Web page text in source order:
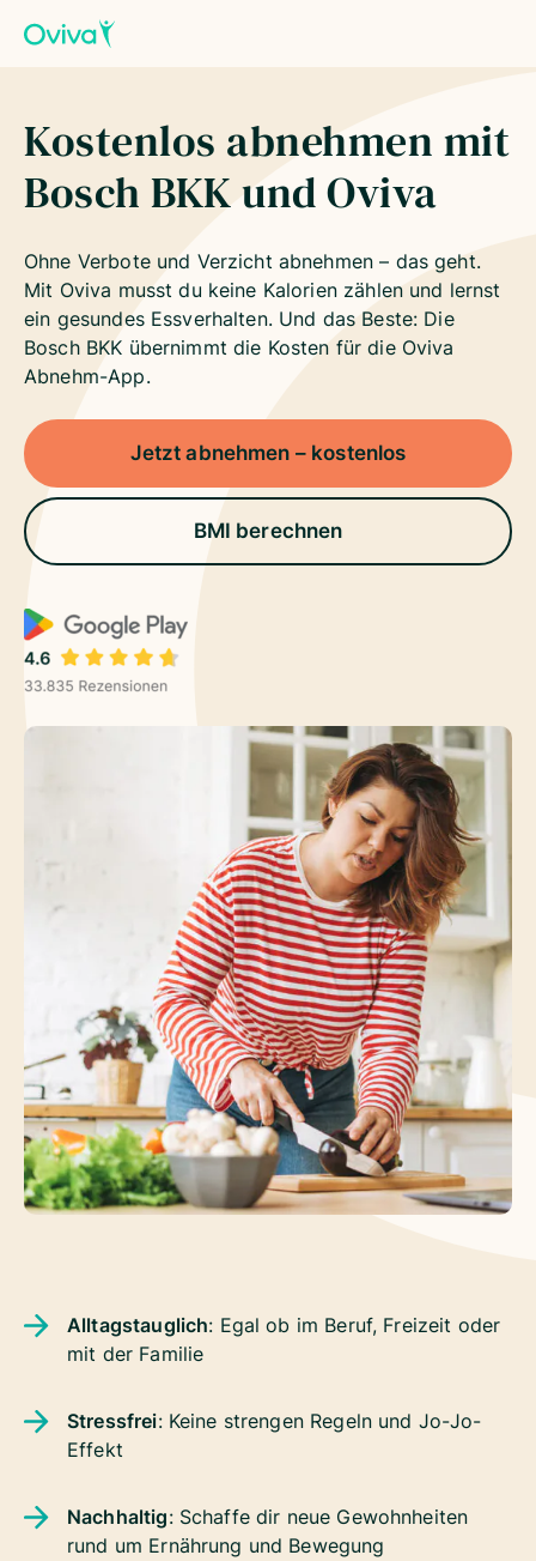
Kostenlos abnehmen mit
Bosch BKK und Oviva
Ohne Verbote und Verzicht abnehmen – das geht.
Mit Oviva musst du keine Kalorien zählen und lernst
ein gesundes Essverhalten. Und das Beste: Die
Bosch BKK übernimmt die Kosten für die Oviva
Abnehm-App.
Jetzt abnehmen – kostenlos
BMI berechnen
Alltagstauglich: Egal ob im Beruf, Freizeit oder
mit der Familie
Stressfrei: Keine strengen Regeln und Jo-Jo-
Effekt
Nachhaltig: Schaffe dir neue Gewohnheiten
rund um Ernährung und Bewegung